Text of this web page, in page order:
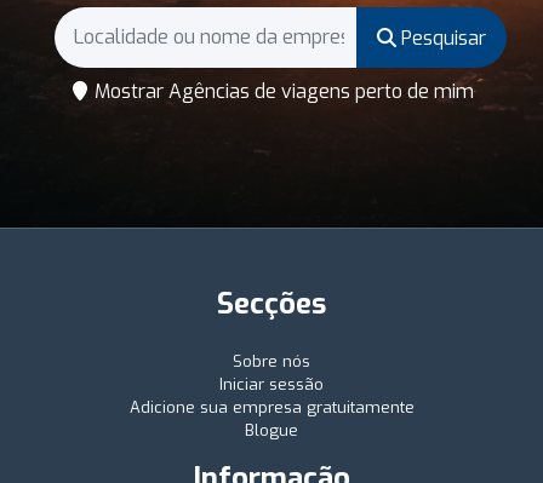
Pesquisar
Mostrar Agências de viagens perto de mim
Secções
Sobre nós
Iniciar sessão
Adicione sua empresa gratuitamente
Blogue